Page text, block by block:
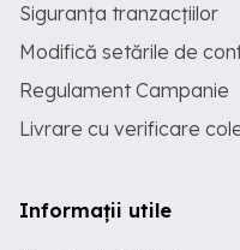
Siguranța tranzacțiilor
Modifică setările de
Regulament Campanie
Livrare cu verificare
Informații utile